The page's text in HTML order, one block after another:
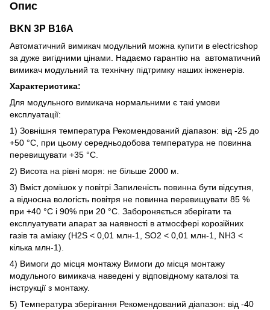
Опис
BKN 3P B16A
Автоматичний вимикач модульний можна купити в electricshop
за дуже вигідними цінами. Надаємо гарантію на автоматичний
вимикач модульний та технічну підтримку наших інженерів.
Характеристика:
Для модульного вимикача нормальними є такі умови
експлуатації:
1) Зовнішня температура Рекомендований діапазон: від -25 до
+50 °C, при цьому середньодобова температура не повинна
перевищувати +35 °C.
2) Висота на рівні моря: не більше 2000 м.
3) Вміст домішок у повітрі Запиленість повинна бути відсутня,
а відносна вологість повітря не повинна перевищувати 85 %
при +40 °C і 90% при 20 °C. Забороняється зберігати та
експлуатувати апарат за наявності в атмосфері корозійних
газів та аміаку (H2S < 0,01 млн-1, SO2 < 0,01 млн-1, NH3 <
кілька млн-1).
4) Вимоги до місця монтажу Вимоги до місця монтажу
модульного вимикача наведені у відповідному каталозі та
інструкції з монтажу.
5) Температура зберігання Рекомендований діапазон: від -40